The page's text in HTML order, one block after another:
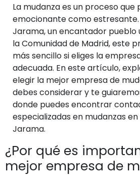
La mudanza es un proceso que
emocionante como
Jarama, un encantador pueblo
la Comunidad de Madrid, este
más sencillo si eliges la
adecuada. En este artículo,
elegir la mejor empresa de
debes considerar y te
donde puedes encontrar
especializadas en mudanzas
Jarama.
¿Por qué es
mejor empresa de